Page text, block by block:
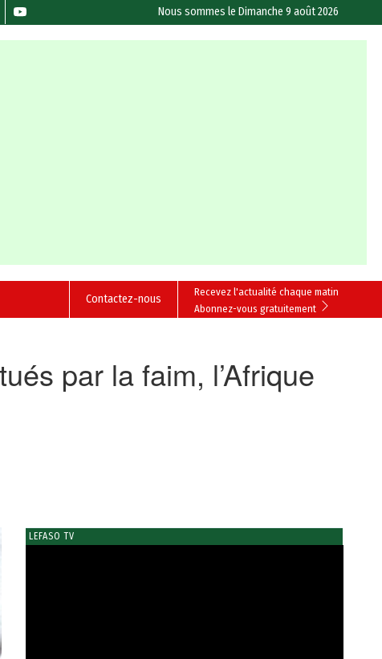
Nous sommes leDimanche 9 août 2026
Recevez l'actualité chaque matin
Abonnez-vous gratuitement
Contactez-nous
par la faim, l’Afrique
LEFASO TV